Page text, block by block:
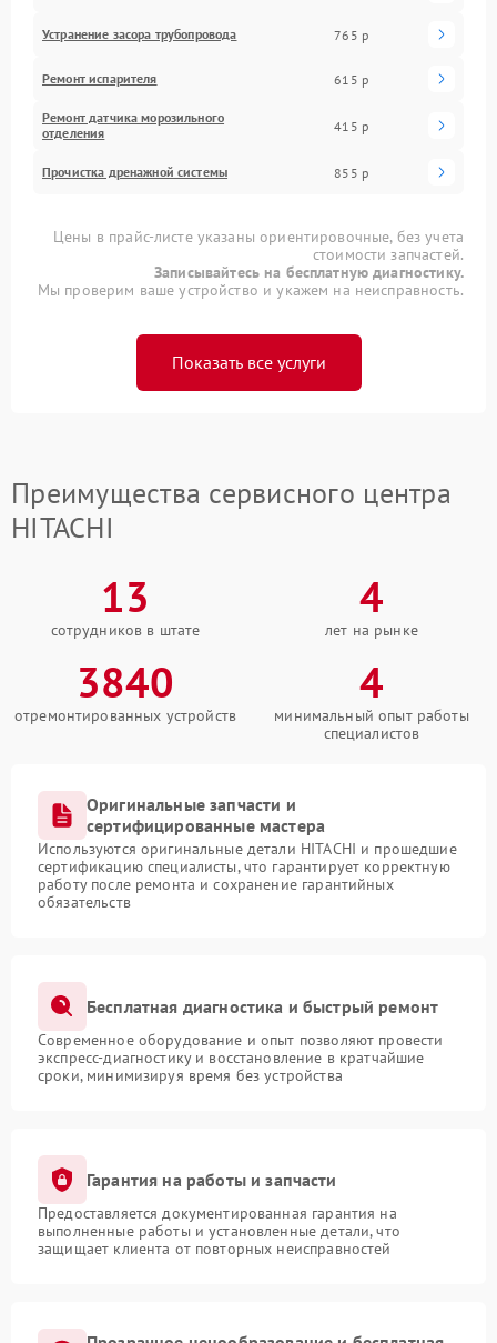
Устранение засора трубопровода 765 р
Ремонт испарителя 615 р
Ремонт датчика морозильного
отделения
415 р
Прочистка дренажной системы 855 р
Цены в прайс-листе указаны ориентировочные, без учета
стоимости запчастей.
Записывайтесь на бесплатную диагностику.
Мы проверим ваше устройство и укажем на неисправность.
Показать все услуги
Преимущества сервисного центра
HITACHI
13
сотрудников в штате
4
лет на рынке
3840
отремонтированных устройств
4
минимальный опыт работы
специалистов
Оригинальные запчасти и
сертифицированные мастера
Используются оригинальные детали HITACHI и прошедшие
сертификацию специалисты, что гарантирует корректную
работу после ремонта и сохранение гарантийных
обязательств
Бесплатная диагностика и быстрый ремонт
Современное оборудование и опыт позволяют провести
экспресс-диагностику и восстановление в кратчайшие
сроки, минимизируя время без устройства
Гарантия на работы и запчасти
Предоставляется документированная гарантия на
выполненные работы и установленные детали, что
защищает клиента от повторных неисправностей